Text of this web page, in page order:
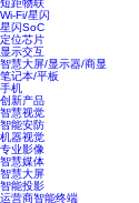
Wi-Fi/星闪
星闪SoC
定位芯片
显示交互
智慧大屏/显示器/商显
笔记本/平板
手机
创新产品
智慧视觉
智能安防
机器视觉
专业影像
智慧媒体
智慧大屏
智能投影
运营商智能终端